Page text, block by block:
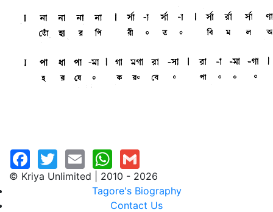
© Kriya Unlimited | 2010 - 2026
Tagore's Biography
Contact Us